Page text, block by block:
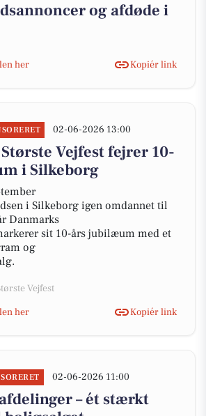
og afdøde i
her Kopiér link
02-06-2026 13:00
Vejfest fejrer 10-
i Silkeborg
i Silkeborg igen omdannet til
Danmarks
sit 10-års jubilæum med et
og
Vejfest
her
Kopiér link
02-06-2026 11:00
– ét stærkt